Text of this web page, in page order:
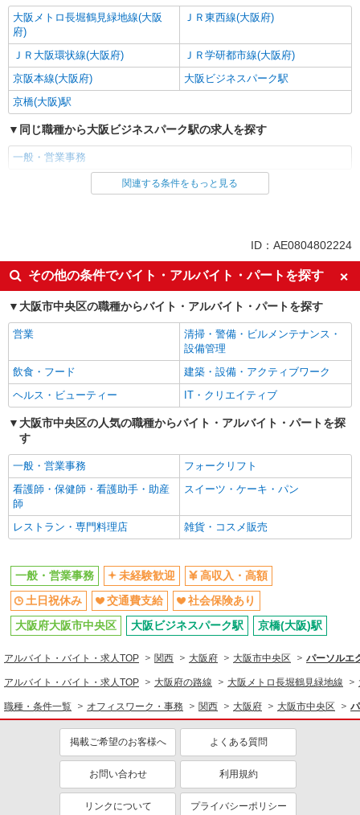
大阪メトロ長堀鶴見緑地線(大阪
府)
ＪＲ東西線(大阪府)
ＪＲ大阪環状線(大阪府)
ＪＲ学研都市線(大阪府)
京阪本線(大阪府)
大阪ビジネスパーク駅
京橋(大阪)駅
同じ職種から大阪ビジネスパーク駅の求人を探す
一般・営業事務
同じ雇用形態から大阪ビジネスパーク駅の求人を探す
同じ特徴から大阪ビジネスパーク駅の求人を探す
未経験歓迎
高収入・高額
土日祝休み
交通費支給
社会保険あり
同じ職種から求人を探す
オフィスワーク・事務
一般・営業事務
同じ特徴から求人を探す
交通費支給
社会保険あり
関連する条件をもっと見る
ID：AE0804802224
その他の条件でバイト・アルバイト・パートを探す
大阪市中央区の職種からバイト・アルバイト・パートを探す
営業
清掃・警備・ビルメンテナンス・
設備管理
飲食・フード
建築・設備・アクティブワーク
ヘルス・ビューティー
IT・クリエイティブ
大阪市中央区の人気の職種からバイト・アルバイト・パートを探
す
一般・営業事務
フォークリフト
看護師・保健師・看護助手・助産
師
スイーツ・ケーキ・パン
レストラン・専門料理店 雑貨・コスメ販売
一般・営業事務 未経験歓迎
高収入・高額
土日祝休み
交通費支給
社会保険あり
大阪府大阪市中央区
大阪ビジネスパーク駅 京橋(大阪)駅
アルバイト・バイト・求人TOP 関西 大阪府 大阪市中央区 パーソルエ
アルバイト・バイト・求人TOP 大阪府の路線 大阪メトロ長堀鶴見緑地線
職種・条件一覧 オフィスワーク・事務 関西 大阪府 大阪市中央区
掲載ご希望のお客様へ よくある質問
お問い合わせ 利用規約
リンクについて プライバシーポリシー